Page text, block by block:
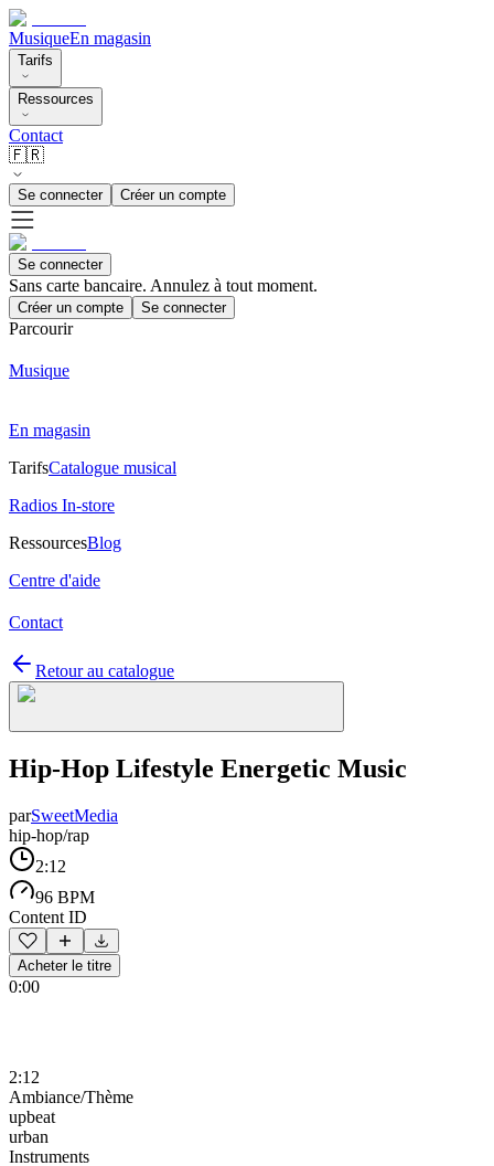
MusiqueEn magasin
Tarifs
Ressources
Contact
🇫🇷
Se connecter Créer un compte
Se connecter
Sans carte bancaire. Annulez à tout moment.
Créer un compte Se connecter
Parcourir
Musique
En magasin
TarifsCatalogue musical
Radios In-store
RessourcesBlog
Centre d'aide
Contact
Retour au catalogue
Hip-Hop Lifestyle Energetic Music
parSweetMedia
hip-hop/rap
2:12
96 BPM
Content ID
Acheter le titre
0:00
2:12
Ambiance/Thème
upbeat
urban
Instruments